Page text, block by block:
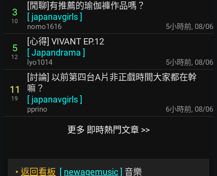
3
10
[閒聊]有推薦的瑜伽褲作品嗎？
[ japanavgirls]
nomo1616 5小時前, 08/06
5
12
[心得] VIVANT EP.12
[Japandrama ]
lyo1014 5小時前, 08/06
11
19
[討論] 以前第四台A片非正戲時間大家都在幹
嘛？
[ japanavgirls]
pprino 6小時前, 08/06
更多 即時熱門文章 >>
‣ 返回看板 [ newagemusic] 音樂